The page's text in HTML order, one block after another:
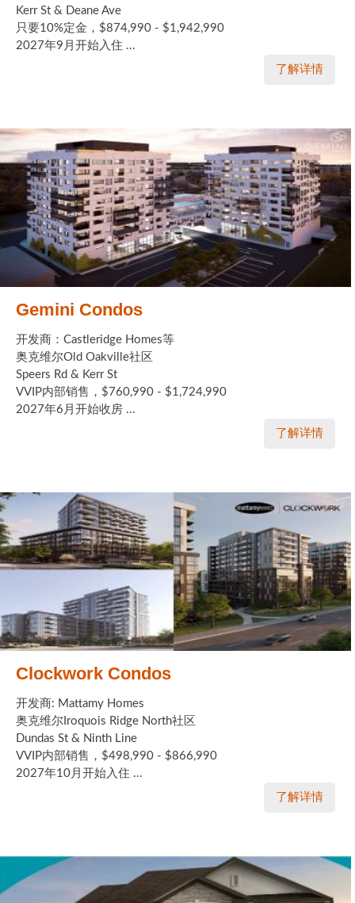
Kerr St & Deane Ave
只要10%定金，$874,990 - $1,942,990
2027年9月开始入住 ...
了解详情
Gemini Condos
开发商：Castleridge Homes等
奥克维尔Old Oakville社区
Speers Rd & Kerr St
VVIP内部销售，$760,990 - $1,724,990
2027年6月开始收房 ...
了解详情
Clockwork Condos
开发商: Mattamy Homes
奥克维尔Iroquois Ridge North社区
Dundas St & Ninth Line
VVIP内部销售，$498,990 - $866,990
2027年10月开始入住 ...
了解详情